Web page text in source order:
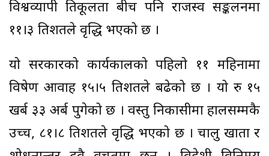
विश्वव्यापी प्रतिकूलता बीच पनि राजस्व सङ्कलनमा
११।३ प्रतिशतले वृद्धि भएको छ ।
यो सरकारको कार्यकालको पहिलो ११ महिनामा
विप्रेषण आप्रवाह १५।५ प्रतिशतले बढेको छ । यो रु १५
खर्ब ३३ अर्ब पुगेको छ । वस्तु निकासीमा हालसम्मकै
उच्च, ८१।८ प्रतिशतले वृद्धि भएको छ । चालु खाता र